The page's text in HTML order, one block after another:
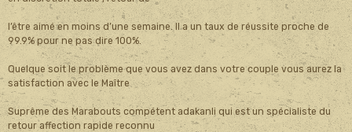
l’être aimé en moins d’une semaine. Il a un taux de réussite proche de
99.9% pour ne pas dire 100%.
Quelque soit le problème que vous avez dans votre couple vous aurez la
satisfaction avec le Maître
Suprême des Marabouts compétent adakanli qui est un spécialiste du
retour affection rapide reconnu